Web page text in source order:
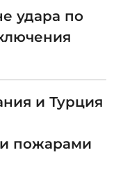
удара по
и Турция
пожарами